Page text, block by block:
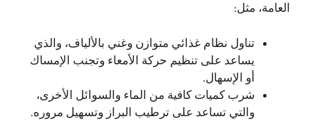
العامة، مثل:
تناول نظام غذائي متوازن وغني بالألياف، والذي
يساعد على تنظيم حركة الأمعاء وتجنب الإمساك
أو الإسهال.
شرب كميات كافية من الماء والسوائل الأخرى،
والتي تساعد على ترطيب البراز وتسهيل مروره.